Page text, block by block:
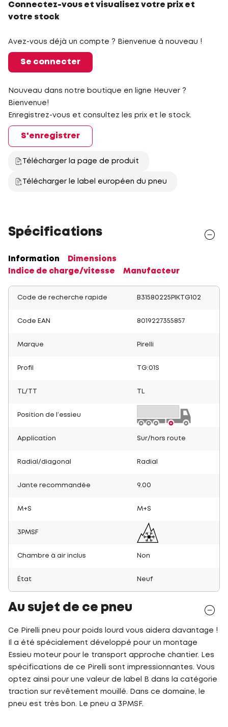
Connectez-vous et visualisez votre prix et
votre stock
Avez-vous déjà un compte ? Bienvenue à nouveau !
Se connecter
Nouveau dans notre boutique en ligne Heuver ?
Bienvenue!
Enregistrez-vous et consultez les prix et le stock.
S'enregistrer
Télécharger la page de produit
Télécharger le label européen du pneu
Spécifications
Information
Dimensions
Indice de charge/vitesse
Manufacteur
Code de recherche rapide B31580225PIKTG102
Code EAN 8019227355857
Marque Pirelli
Profil TG:01S
TL/TT
Position de l’essieu
Application Sur/hors route
Radial/diagonal Radial
Jante recommandée 9.00
M+S M+S
3PMSF
Chambre à air inclus Non
État Neuf
Au sujet de ce pneu
Ce Pirelli pneu pour poids lourd vous aidera davantage !
Il a été spécialement développé pour un montage
Essieu moteur pour le transport approche chantier. Les
spécifications de ce Pirelli sont impressionnantes. Vous
optez ainsi pour une valeur de label B dans la catégorie
traction sur revêtement mouillé. Dans ce domaine, le
pneu est très bon. Le pneu a 3PMSF.